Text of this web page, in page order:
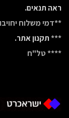
ראה תנאים.
**דמי משלוח
***תקנון אתר.
**** טל"ח